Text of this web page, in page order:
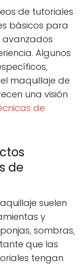
de tutoriales
básicos para
avanzados
Algunos
maquillaje de
una visión
de
de
suelen
y
sombras,
que las
tengan